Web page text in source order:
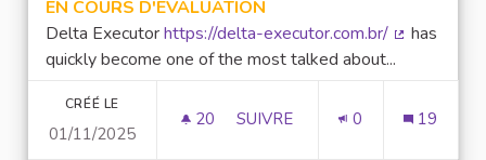
EN COURS D'ÉVALUATION
Delta Executorhttps://delta-executor.com.br/
has
quickly become one of the most talked about...
CRÉÉ LE
01/11/2025
20 20 ABONNÉS
SUIVRE 0 19